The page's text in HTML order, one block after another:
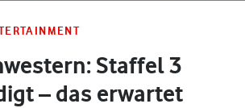
Staffel 3
– das erwartet